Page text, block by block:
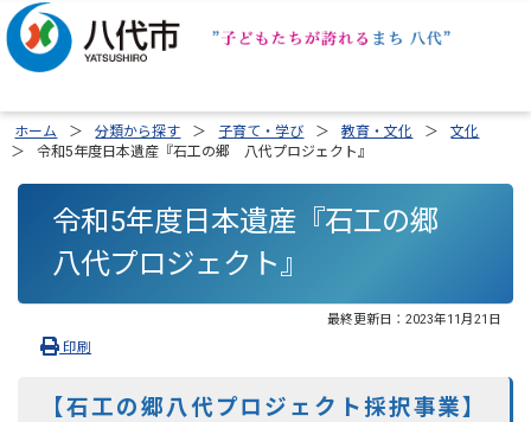
ホーム 分類から探す 子育て・学び 教育・文化
文化
令和5年度日本遺産『石工の郷 八代プロジェクト』
令和5年度日本遺産『石工の郷
八代プロジェクト』
最終更新日： 2023年11月21日
印刷
【石工の郷八代プロジェクト採択事業】